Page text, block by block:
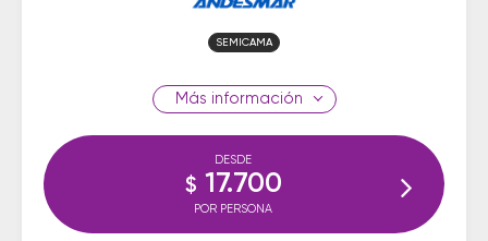
SEMICAMA
información
DESDE
$ 17.700
POR PERSONA